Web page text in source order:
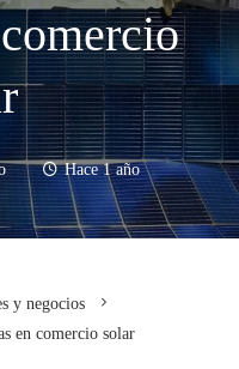
Hace 1 año
y negocios
en comercio solar